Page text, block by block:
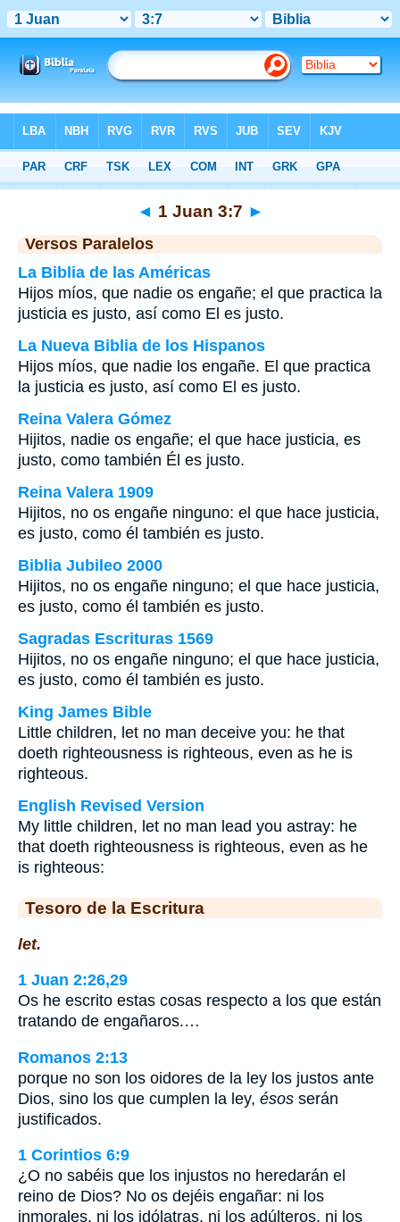
>1 Juan> Capítulo 3> Verso 7
◄ 1 Juan 3:7 ►
Versos Paralelos
La Biblia de las Américas
Hijos míos, que nadie os engañe; el que practica la
justicia es justo, así como El es justo.
La Nueva Biblia de los Hispanos
Hijos míos, que nadie los engañe. El que practica
la justicia es justo, así como El es justo.
Reina Valera Gómez
Hijitos, nadie os engañe; el que hace justicia, es
justo, como también Él es justo.
Reina Valera 1909
Hijitos, no os engañe ninguno: el que hace justicia,
es justo, como él también es justo.
Biblia Jubileo 2000
Hijitos, no os engañe ninguno; el que hace justicia,
es justo, como él también es justo.
Sagradas Escrituras 1569
Hijitos, no os engañe ninguno; el que hace justicia,
es justo, como él también es justo.
King James Bible
Little children, let no man deceive you: he that
doeth righteousness is righteous, even as he is
righteous.
English Revised Version
My little children, let no man lead you astray: he
that doeth righteousness is righteous, even as he
is righteous:
Tesoro de la Escritura
let.
1 Juan 2:26,29
Os he escrito estas cosas respecto a los que están
tratando de engañaros.…
Romanos 2:13
porque no son los oidores de la ley los justos ante
Dios, sino los que cumplen la ley, ésos serán
justificados.
1 Corintios 6:9
¿O no sabéis que los injustos no heredarán el
reino de Dios? No os dejéis engañar: ni los
inmorales, ni los idólatras, ni los adúlteros, ni los